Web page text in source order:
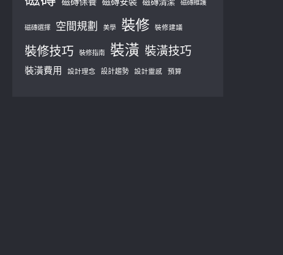
磁磚維護
磁磚選擇 空間規劃 美學 裝修 裝修建議
裝修技巧 裝修指南 裝潢 裝潢技巧
裝潢費用 設計理念 設計趨勢 設計靈感 預算